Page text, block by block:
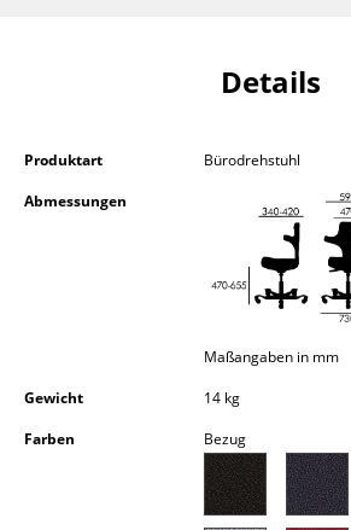
Garderoben
Kleinaufbewahrung
... alle Aufbewahrungsmöbel
Hängeleuchten & Deckenleuchten
Tischleuchten
Schreibtischleuchten
Details
Produktart
Bürodrehstuhl
Abmessungen
Maßangaben in mm
Gewicht
14 kg
Farben
Bezug